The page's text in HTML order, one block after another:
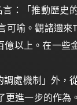
：「推動歷史
喻。觀諸邇
以上。在一
處機制」外
進一步的作